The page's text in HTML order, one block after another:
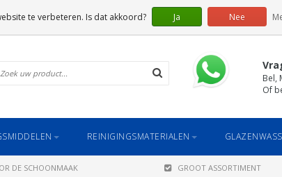
Bel,
Of
REINIGINGSMATERIALEN
DE SCHOONMAAK GROOT ASSORTIMENT
te verbeteren. Is dat akkoord? Ja Nee